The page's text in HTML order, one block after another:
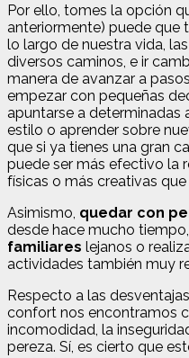
Por ello, tomes la opción
anteriormente) puede que
lo largo de nuestra vida,
diversos caminos, e ir
manera de avanzar a
empezar con pequeñas
apuntarse a determinadas
estilo o aprender sobre
que si ya tienes una gran
puede ser más efectivo la
físicas o más creativas
Asimismo, quedar con
desde hace mucho tiempo,
familiares lejanos o
actividades también muy
Respecto a las
confort nos encontramos
incomodidad, la
pereza. Sí, es cierto que